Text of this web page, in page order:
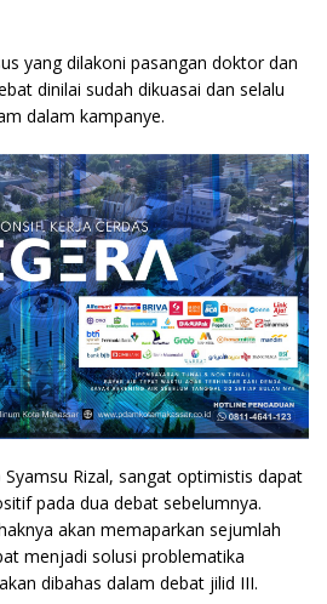
yang dilakoni pasangan doktor dan
dinilai sudah dikuasai dan selalu
dalam kampanye.
Rizal, sangat optimistis dapat
pada dua debat sebelumnya.
akan memaparkan sejumlah
menjadi solusi problematika
dibahas dalam debat jilid III.